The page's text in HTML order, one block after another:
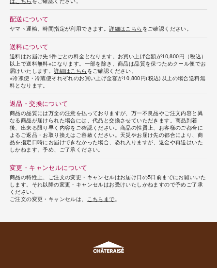
配送について
ヤマト運輸、時間指定が利用できます。詳細はこちらをご確認ください。
送料について
送料はお届け先1件ごとの料金となります。お買い上げ金額が10,800円（税込）
以上で送料無料※になります。一部を除き、商品は品質を保つためクール便でお
届けいたします。詳細はこちらをご確認ください。
※冷凍便・冷蔵便それぞれのお買い上げ金額が10,800円(税込)以上の場合送料無
料となります。
返品・交換について
商品の品質には万全の注意を払っておりますが、万一不良品やご注文内容と異
なる商品が届けられた場合には、代品と交換させていただきます。商品到着
後、出来る限り早く内容をご確認ください。商品の性質上、お客様のご都合に
よるご返品・お取り換えはご容赦ください。天災やお届け先の都合により、商
品を指定日時にお届けできなかった場合、恐れ入りますが、返金や再送はいた
しかねます。予め、ご了承ください。
変更・キャンセルについて
商品の特性上、ご注文の変更・キャンセルはお届け日の5日前までにお願いいた
します。それ以降の変更・キャンセルはお受けいたしかねますので予めご了承
ください。
ご注文の変更・キャンセルは、
こちらまで